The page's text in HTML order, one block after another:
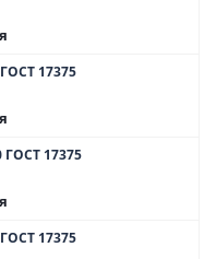
17375
ГОСТ 17375
17375